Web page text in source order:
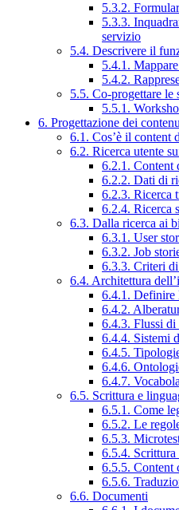
5.3.2.
5.3.3.
servizio
5.4. Descrivere il
5.4.1.
5.4.2.
5.5. Co-progettare le
5.5.1.
6. Progettazione dei
6.1. Cos’è il content
6.2. Ricerca utente
6.2.1. Content
6.2.2. Dati di
6.2.3. Ricerca
6.2.4. Ricerca
6.3. Dalla ricerca ai
6.3.1. User
6.3.2. Job
6.3.3. Criteri
6.4. Architettura
6.4.1. Definire
6.4.2.
6.4.3. Flussi di
6.4.4. Sistemi
6.4.5.
6.4.6.
6.4.7.
6.5. Scrittura e
6.5.1. Come
6.5.2. Le
6.5.3.
6.5.4.
6.5.5. Content
6.5.6.
6.6. Documenti